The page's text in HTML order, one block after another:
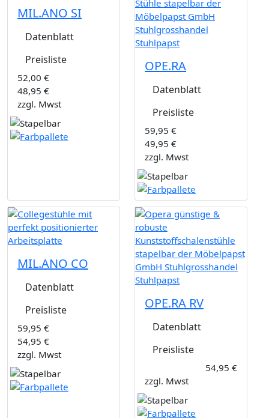
MIL.ANO SI
Datenblatt
Preisliste
52,00 €
48,95 €
zzgl. Mwst
OPE.RA
Datenblatt
Preisliste
59,95 €
49,95 €
zzgl. Mwst
MIL.ANO CO
Datenblatt
Preisliste
59,95 €
54,95 €
zzgl. Mwst
OPE.RA RV
Datenblatt
Preisliste
54,95 €
zzgl. Mwst